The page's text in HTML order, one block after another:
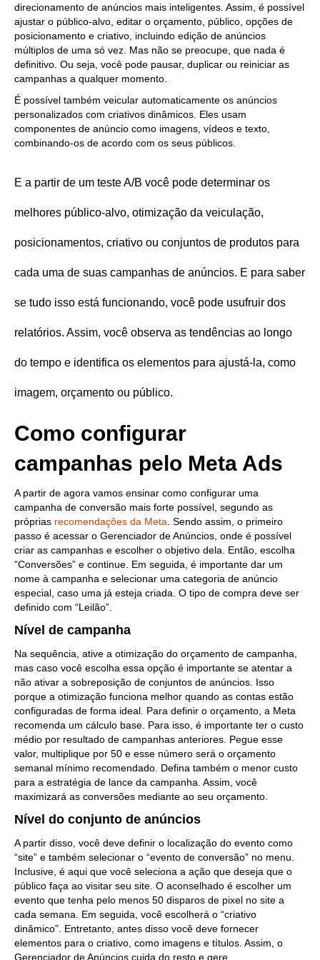
direcionamento de anúncios mais inteligentes. Assim, é possível
ajustar o público-alvo, editar o orçamento, público, opções de
posicionamento e criativo, incluindo edição de anúncios
múltiplos de uma só vez. Mas não se preocupe, que nada é
definitivo. Ou seja, você pode pausar, duplicar ou reiniciar as
campanhas a qualquer momento.
É possível também veicular automaticamente os anúncios
personalizados com criativos dinâmicos. Eles usam
componentes de anúncio como imagens, vídeos e texto,
combinando-os de acordo com os seus públicos.
E a partir de um teste A/B você pode determinar os
melhores público-alvo, otimização da veiculação,
posicionamentos, criativo ou conjuntos de produtos para
cada uma de suas campanhas de anúncios. E para saber
se tudo isso está funcionando, você pode usufruir dos
relatórios. Assim, você observa as tendências ao longo
do tempo e identifica os elementos para ajustá-la, como
imagem, orçamento ou público.
Como configurar
campanhas pelo Meta Ads
A partir de agora vamos ensinar como configurar uma
campanha de conversão mais forte possível, segundo as
próprias recomendações da Meta . Sendo assim, o primeiro
passo é acessar o Gerenciador de Anúncios, onde é possível
criar as campanhas e escolher o objetivo dela. Então, escolha
“Conversões” e continue. Em seguida, é importante dar um
nome à campanha e selecionar uma categoria de anúncio
especial, caso uma já esteja criada. O tipo de compra deve ser
definido com “Leilão”.
Nível de campanha
Na sequência, ative a otimização do orçamento de campanha,
mas caso você escolha essa opção é importante se atentar a
não ativar a sobreposição de conjuntos de anúncios. Isso
porque a otimização funciona melhor quando as contas estão
configuradas de forma ideal. Para definir o orçamento, a Meta
recomenda um cálculo base. Para isso, é importante ter o custo
médio por resultado de campanhas anteriores. Pegue esse
valor, multiplique por 50 e esse número será o orçamento
semanal mínimo recomendado. Defina também o menor custo
para a estratégia de lance da campanha. Assim, você
maximizará as conversões mediante ao seu orçamento.
Nível do conjunto de anúncios
A partir disso, você deve definir o localização do evento como
“site” e também selecionar o “evento de conversão” no menu.
Inclusive, é aqui que você seleciona a ação que deseja que o
público faça ao visitar seu site. O aconselhado é escolher um
evento que tenha pelo menos 50 disparos de pixel no site a
cada semana. Em seguida, você escolherá o “criativo
dinâmico”. Entretanto, antes disso você deve fornecer
elementos para o criativo, como imagens e títulos. Assim, o
Gerenciador de Anúncios cuida do resto e gere